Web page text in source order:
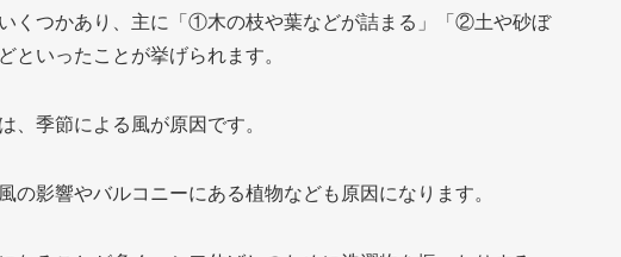
くつかあり、主に「①木の枝や葉などが詰まる」「②土や砂ぼ
いったことが挙げられます。
季節による風が原因です。
影響やバルコニーにある植物なども原因になります。